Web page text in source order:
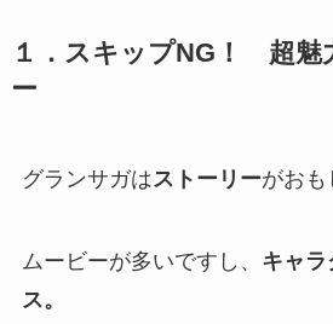
１．スキップNG！ 超魅
ー
グランサガはストーリーがおも
ムービーが多いですし、 キャラ
ス。